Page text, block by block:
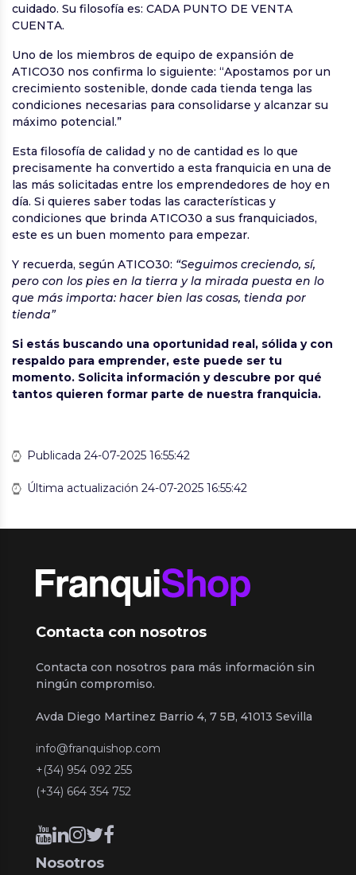
cuidado. Su filosofía es: CADA PUNTO DE VENTA
CUENTA.
Uno de los miembros de equipo de expansión de
ATICO30 nos confirma lo siguiente: “Apostamos por un
crecimiento sostenible, donde cada tienda tenga las
condiciones necesarias para consolidarse y alcanzar su
máximo potencial.”
Esta filosofía de calidad y no de cantidad es lo que
precisamente ha convertido a esta franquicia en una de
las más solicitadas entre los emprendedores de hoy en
día. Si quieres saber todas las características y
condiciones que brinda ATICO30 a sus franquiciados,
este es un buen momento para empezar.
Y recuerda, según ATICO30: “Seguimos creciendo, sí,
pero con los pies en la tierra y la mirada puesta en lo
que más importa: hacer bien las cosas, tienda por
tienda”
Si estás buscando una oportunidad real, sólida y con
respaldo para emprender, este puede ser tu
momento. Solicita información y descubre por qué
tantos quieren formar parte de nuestra franquicia.
Publicada 24-07-2025 16:55:42
Última actualización 24-07-2025 16:55:42
Contacta con nosotros
Contacta con nosotros para más información sin
ningún compromiso.
Avda Diego Martinez Barrio 4, 7 5B, 41013 Sevilla
info@franquishop.com
+(34) 954 092 255
(+34) 664 354 752
Nosotros